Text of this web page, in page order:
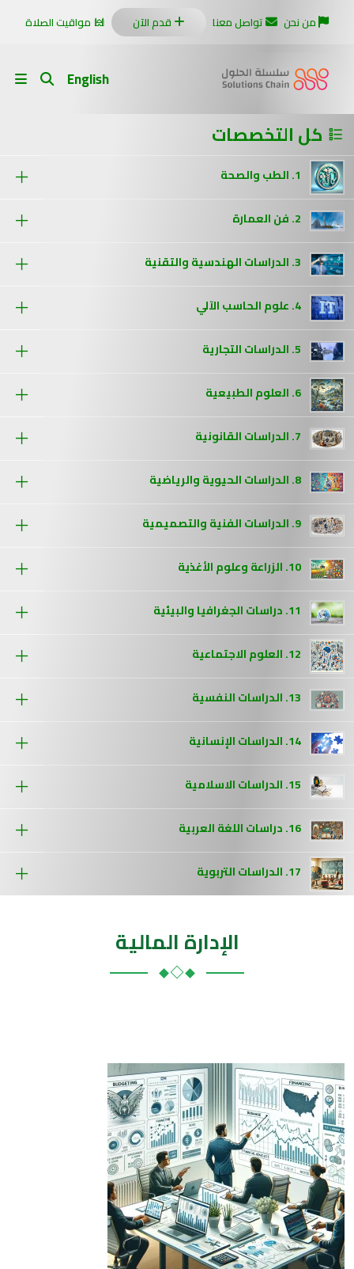
من نحن تواصل معنا قدم الآن مواقيت الصلاة
English
كل التخصصات
1. الطب والصحة
2. فن العمارة
3. الدراسات الهندسية والتقنية
4. علوم الحاسب الآلي
5. الدراسات التجارية
6. العلوم الطبيعية
7. الدراسات القانونية
8. الدراسات الحيوية والرياضية
9. الدراسات الفنية والتصميمية
10. الزراعة وعلوم الأغذية
11. دراسات الجغرافيا والبيئية
12. العلوم الاجتماعية
13. الدراسات النفسية
14. الدراسات الإنسانية
15. الدراسات الاسلامية
16. دراسات اللغة العربية
17. الدراسات التربوية
الإدارة المالية